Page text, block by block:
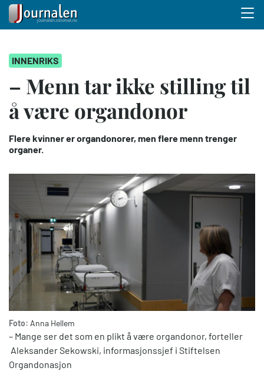
hovedinnhold
INNENRIKS
– Menn tar ikke stilling til
å være organdonor
Flere kvinner er organdonorer, men flere menn trenger
organer.
Foto: Anna Hellem
– Mange ser det som en plikt å være organdonor, forteller
Aleksander Sekowski, informasjonssjef i Stiftelsen
Organdonasjon